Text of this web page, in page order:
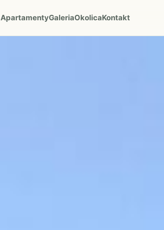
ApartamentyGaleriaOkolicaKontakt